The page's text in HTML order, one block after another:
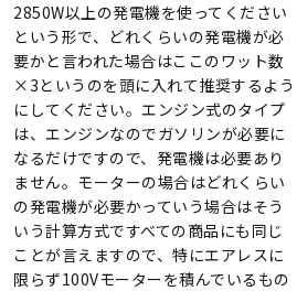
2850W以上の発電機を使ってください
という形で、どれくらいの発電機が必
要かと言われた場合はここのワット数
×3というのを頭に入れて推奨するよう
にしてください。エンジン式のタイプ
は、エンジンなのでガソリンが必要に
なるだけですので、発電機は必要あり
ません。モーターの場合はどれくらい
の発電機が必要かっていう場合はそう
いう計算方式ですべての商品にも同じ
ことが言えますので、特にエアレスに
限らず100Vモーターを積んでいるもの